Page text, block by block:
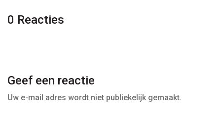
0 Reacties
Geef een reactie
Uw e-mail adres wordt niet publiekelijk gemaakt.